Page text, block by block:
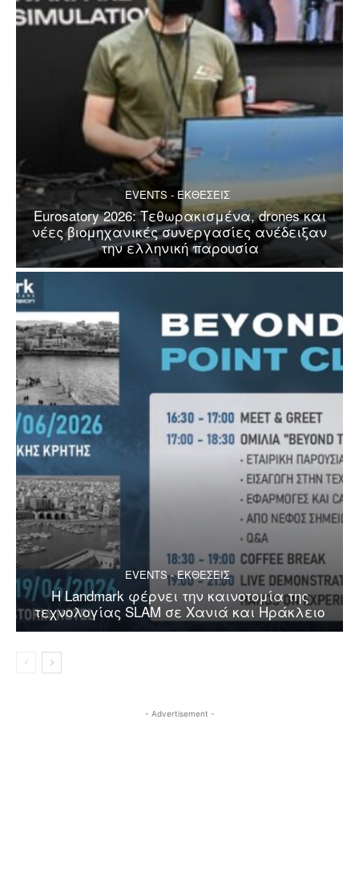
EVENTS - ΕΚΘΕΣΕΙΣ
Eurosatory 2026: Τεθωρακισμένα, drones και
νέες βιομηχανικές συνεργασίες ανέδειξαν
την ελληνική παρουσία
EVENTS - ΕΚΘΕΣΕΙΣ
Η Landmark φέρνει την καινοτομία της
τεχνολογίας SLAM σε Χανιά και Ηράκλειο
- Advertisement -